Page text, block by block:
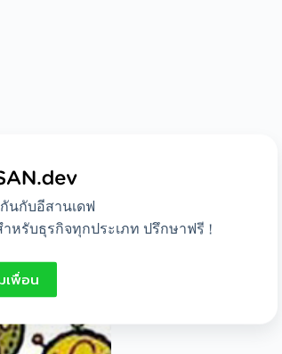
นกับอีสานเดฟ
หรับธุรกิจทุกประเภท ปรึกษาฟรี !
เพื่อน